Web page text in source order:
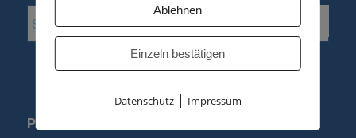
PRODUKTE
Ablehnen
Einzeln bestätigen
Datenschutz| Impressum